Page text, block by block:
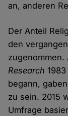
an, anderen
Der Anteil
den
Research
begann,
zu sein. 2015
Umfrage